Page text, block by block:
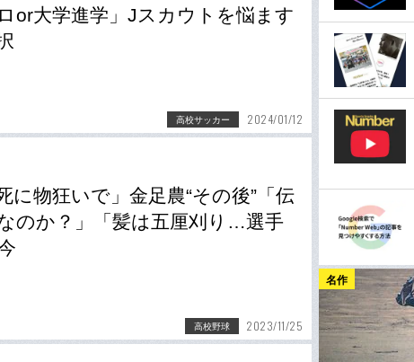
or大学進学」Jスカウトを悩ます
高校サッカー 2024/01/12
に物狂いで」金足農“その後”「伝
のか？」「髪は五厘刈り…選手
高校野球 2023/11/25
名作